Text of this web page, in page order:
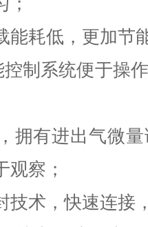
能耗低，更加节
控制系统便于操
拥有进出气微
观察；
技术，快速连接